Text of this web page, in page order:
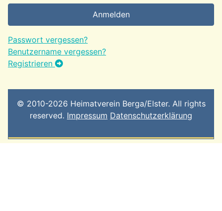
Anmelden
Passwort vergessen?
Benutzername vergessen?
Registrieren
© 2010-2026 Heimatverein Berga/Elster. All rights
reserved. Impressum Datenschutzerklärung